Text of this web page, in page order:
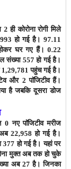
कोरोना रोगी मिले
हो गई है। 97.11
घर गए हैं। 0.22
संख्या 557 हो गई है।
1,29,781 पहुंच गई है।
और 2 पाॅजिटीव हैं।
है जबकि दूसरा डोज
0 नए पाॅजिटीव मरीज
22,958 हो गई है।
377 हो गई है। यहां पर
मुक्त अब तक हो चुके
अब 27 है। जिनका